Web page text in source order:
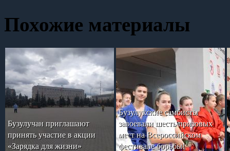
Похожие материалы
Бузулучан приглашают
принять участие в акции
«Зарядка для жизни»
Бузулукские самбисты
завоевали шесть призовых
мест на Всероссийском
фестивале борьбы!